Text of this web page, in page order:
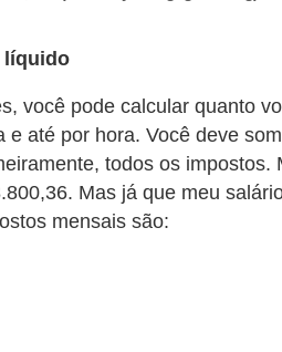
líquido
você pode calcular quanto
e até por hora. Você deve
todos os impostos.
Mas já que meu
mensais são: